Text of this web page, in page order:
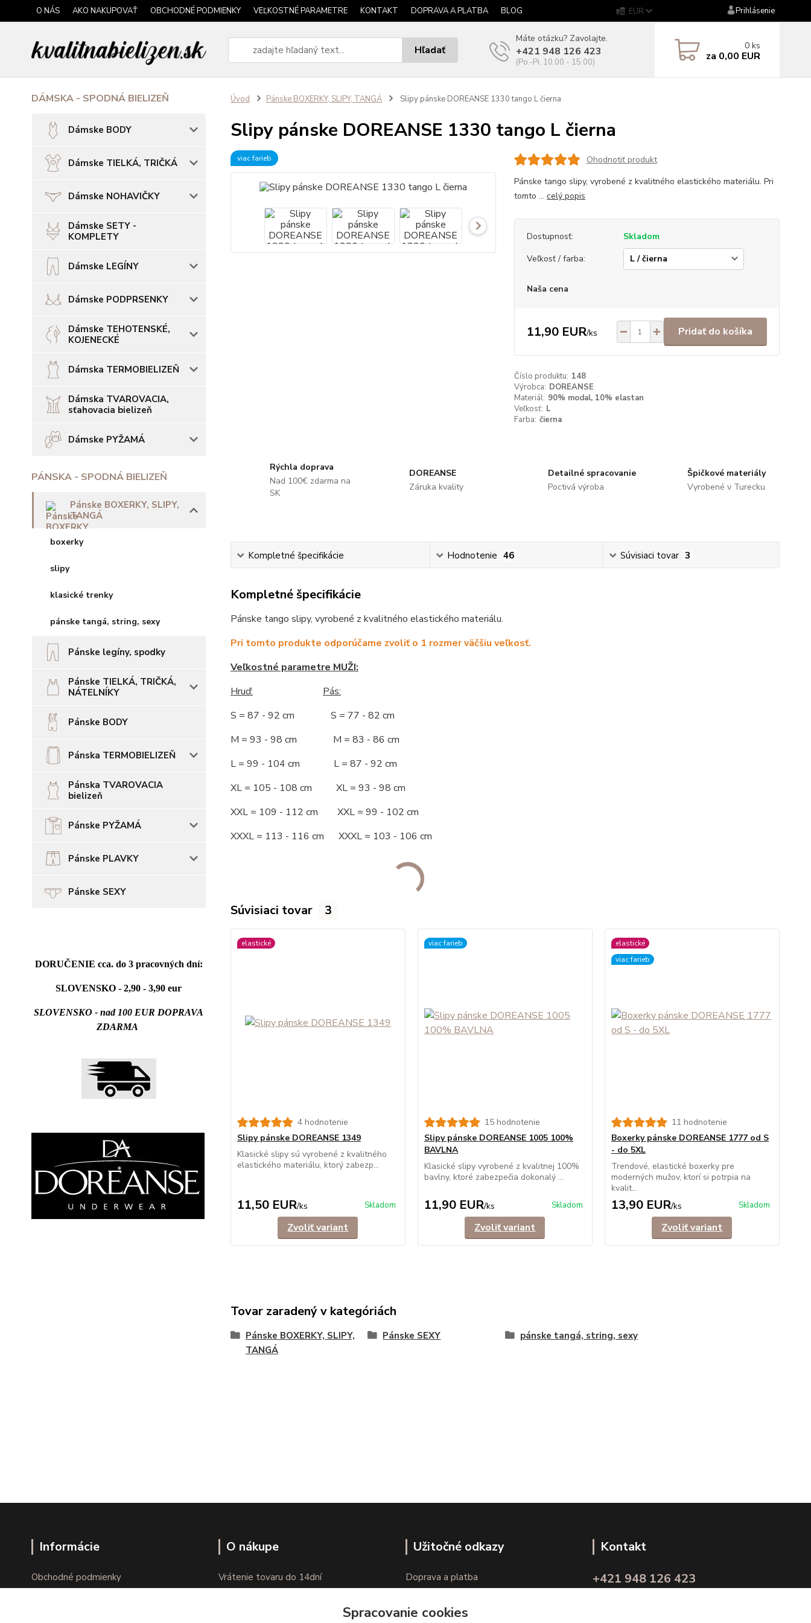
O NÁS AKO NAKUPOVAŤ OBCHODNÉ PODMIENKY VEĽKOSTNÉ PARAMETRE KONTAKT DOPRAVA A PLATBA BLOG EUR Prihlásenie
Hľadať
Máte otázku? Zavolajte.
+421 948 126 423
(Po.-Pi. 10.00 - 15.00)
0 ks
za 0,00 EUR
DÁMSKA - SPODNÁ BIELIZEŇ
Dámske BODY
Dámske TIELKÁ, TRIČKÁ
Dámske NOHAVIČKY
Dámske SETY -
KOMPLETY
Dámske LEGÍNY
Dámske PODPRSENKY
Dámske TEHOTENSKÉ,
KOJENECKÉ
Dámska TERMOBIELIZEŇ
Dámska TVAROVACIA,
sťahovacia bielizeň
Dámske PYŽAMÁ
PÁNSKA - SPODNÁ BIELIZEŇ
Pánske BOXERKY, SLIPY,
TANGÁ
boxerky
slipy
klasické trenky
pánske tangá, string, sexy
Pánske legíny, spodky
Pánske TIELKÁ, TRIČKÁ,
NÁTELNÍKY
Pánske BODY
Pánska TERMOBIELIZEŇ
Pánska TVAROVACIA
bielizeň
Pánske PYŽAMÁ
Pánske PLAVKY
Pánske SEXY
DORUČENIE cca. do 3 pracovných dní:
SLOVENSKO - 2,90 - 3,90 eur
SLOVENSKO - nad 100 EUR DOPRAVA
ZDARMA
Úvod Pánske BOXERKY, SLIPY, TANGÁ Slipy pánske DOREANSE 1330 tango L čierna
Slipy pánske DOREANSE 1330 tango L čierna
viac farieb
Ohodnotiť produkt
Pánske tango slipy, vyrobené z kvalitného elastického materiálu. Pri
tomto ... celý popis
Dostupnosť:
Skladom
Veľkosť / farba:
Naša cena
11,90 EUR/ks Pridať do košíka
Číslo produktu: 148
Výrobca: DOREANSE
Materiál: 90% modal, 10% elastan
Veľkosť: L
Farba: čierna
Rýchla doprava
Nad 100€ zdarma na
SK
DOREANSE
Záruka kvality
Detailné spracovanie
Poctivá výroba
Špičkové materiály
Vyrobené v Turecku
Kompletné špecifikácie Hodnotenie 46 Súvisiaci tovar 3
Kompletné špecifikácie
Pánske tango slipy, vyrobené z kvalitného elastického materiálu.
Pri tomto produkte odporúčame zvoliť o 1 rozmer väčšiu veľkosť.
Veľkostné parametre MUŽI:
Hruď:
Pás:
S = 87 - 92 cm S = 77 - 82 cm
M = 93 - 98 cm M = 83 - 86 cm
L = 99 - 104 cm L = 87 - 92 cm
XL = 105 - 108 cm XL = 93 - 98 cm
XXL = 109 - 112 cm XXL = 99 - 102 cm
XXXL = 113 - 116 cm XXXL = 103 - 106 cm
Súvisiaci tovar 3
elastické
4 hodnotenie
Slipy pánske DOREANSE 1349
Klasické slipy sú vyrobené z kvalitného
elastického materiálu, ktorý zabezp...
11,50 EUR/ks Skladom
Zvoliť variant
viac farieb
15 hodnotenie
Slipy pánske DOREANSE 1005 100%
BAVLNA
Klasické slipy vyrobené z kvalitnej 100%
bavlny, ktoré zabezpečia dokonalý ...
11,90 EUR/ks Skladom
Zvoliť variant
elastické
viac farieb
11 hodnotenie
Boxerky pánske DOREANSE 1777 od S
- do 5XL
Trendové, elastické boxerky pre
moderných mužov, ktorí si potrpia na
kvalit...
13,90 EUR/ks Skladom
Zvoliť variant
Tovar zaradený v kategóriách
Pánske BOXERKY, SLIPY,
TANGÁ
Pánske SEXY pánske tangá, string, sexy
Informácie
Obchodné podmienky
O nákupe
Vrátenie tovaru do 14dní
Užitočné odkazy
Doprava a platba
Kontakt
+421 948 126 423
Spracovanie cookies